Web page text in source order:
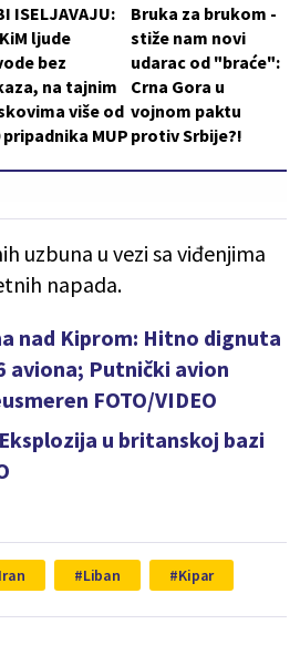
ISELJAVAJU:
ljude
bez
na tajnim
više od
pripadnika MUP
Bruka za brukom -
stiže nam novi
udarac od "braće":
Crna Gora u
vojnom paktu
protiv Srbije?!
uzbuna u vezi sa viđenjima
napada.
nad Kiprom: Hitno dignuta
aviona; Putnički avion
FOTO/VIDEO
u britanskoj bazi
Liban Kipar